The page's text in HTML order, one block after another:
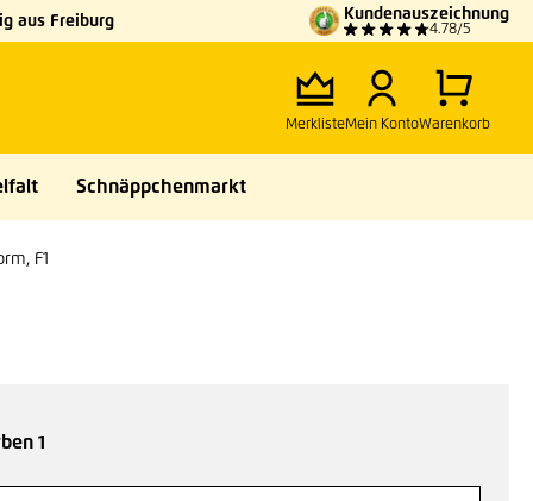
aus Freiburg Kundenauszeichnung
4.78/5
MerklisteMein KontoWarenkorb
Schnäppchenmarkt
F1
1